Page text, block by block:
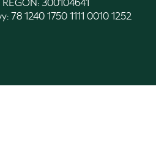
300104641
78 1240 1750 1111 0010 1252